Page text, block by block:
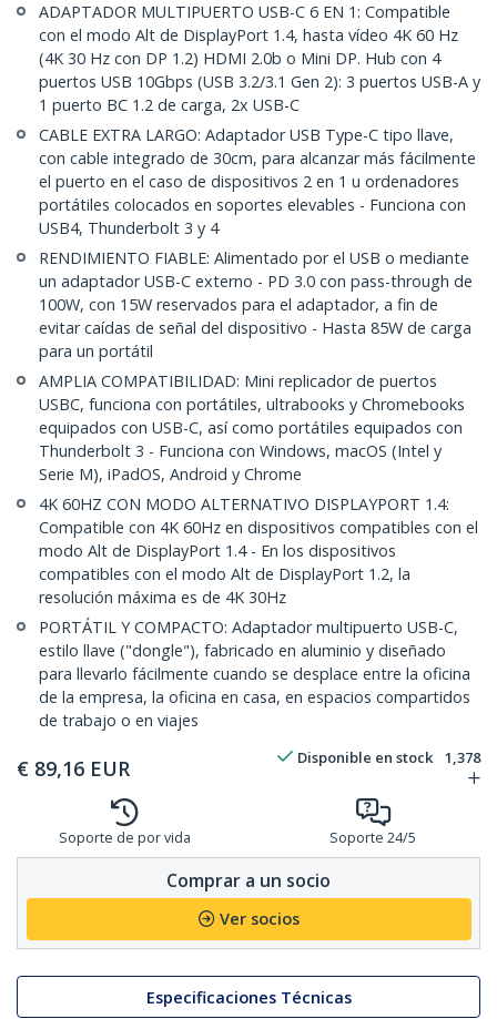
ADAPTADOR MULTIPUERTO USB-C 6 EN 1: Compatible
con el modo Alt de DisplayPort 1.4, hasta vídeo 4K 60 Hz
(4K 30 Hz con DP 1.2) HDMI 2.0b o Mini DP. Hub con 4
puertos USB 10Gbps (USB 3.2/3.1 Gen 2): 3 puertos USB-A y
1 puerto BC 1.2 de carga, 2x USB-C
CABLE EXTRA LARGO: Adaptador USB Type-C tipo llave,
con cable integrado de 30cm, para alcanzar más fácilmente
el puerto en el caso de dispositivos 2 en 1 u ordenadores
portátiles colocados en soportes elevables - Funciona con
USB4, Thunderbolt 3 y 4
RENDIMIENTO FIABLE: Alimentado por el USB o mediante
un adaptador USB-C externo - PD 3.0 con pass-through de
100W, con 15W reservados para el adaptador, a fin de
evitar caídas de señal del dispositivo - Hasta 85W de carga
para un portátil
AMPLIA COMPATIBILIDAD: Mini replicador de puertos
USBC, funciona con portátiles, ultrabooks y Chromebooks
equipados con USB-C, así como portátiles equipados con
Thunderbolt 3 - Funciona con Windows, macOS (Intel y
Serie M), iPadOS, Android y Chrome
4K 60HZ CON MODO ALTERNATIVO DISPLAYPORT 1.4:
Compatible con 4K 60Hz en dispositivos compatibles con el
modo Alt de DisplayPort 1.4 - En los dispositivos
compatibles con el modo Alt de DisplayPort 1.2, la
resolución máxima es de 4K 30Hz
PORTÁTIL Y COMPACTO: Adaptador multipuerto USB-C,
estilo llave ("dongle"), fabricado en aluminio y diseñado
para llevarlo fácilmente cuando se desplace entre la oficina
de la empresa, la oficina en casa, en espacios compartidos
de trabajo o en viajes
€ 89,16 EUR Disponible en stock 1,378
Soporte de por vida Soporte 24/5
Comprar a un socio
Ver socios
Especificaciones Técnicas